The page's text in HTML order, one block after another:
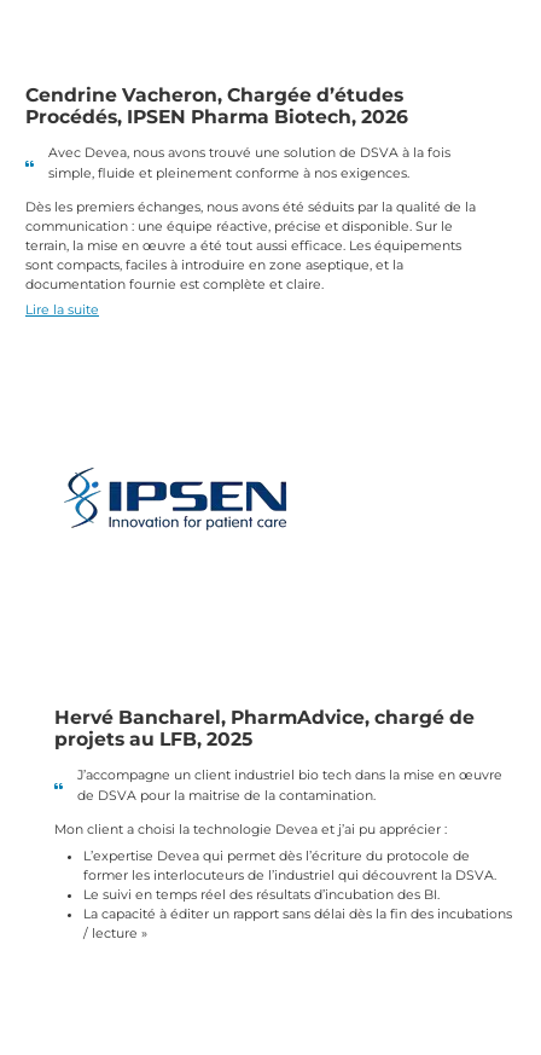
Cendrine Vacheron, Chargée d’études
Procédés, IPSEN Pharma Biotech, 2026
Avec Devea, nous avons trouvé une solution de DSVA à la fois
simple, fluide et pleinement conforme à nos exigences.
Dès les premiers échanges, nous avons été séduits par la qualité de la
communication : une équipe réactive, précise et disponible. Sur le
terrain, la mise en œuvre a été tout aussi efficace. Les équipements
sont compacts, faciles à introduire en zone aseptique, et la
documentation fournie est complète et claire.
Lire la suite
Hervé Bancharel, PharmAdvice, chargé de
projets au LFB, 2025
J’accompagne un client industriel bio tech dans la mise en œuvre
de DSVA pour la maitrise de la contamination.
Mon client a choisi la technologie Devea et j’ai pu apprécier :
L’expertise Devea qui permet dès l’écriture du protocole de
former les interlocuteurs de l’industriel qui découvrent la DSVA.
Le suivi en temps réel des résultats d’incubation des BI.
La capacité à éditer un rapport sans délai dès la fin des incubations
/ lecture »